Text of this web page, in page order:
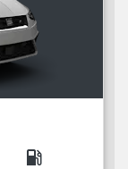
local_gas_station